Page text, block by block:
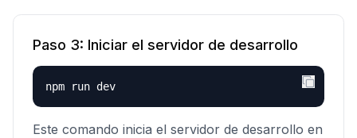
Paso 3: Iniciar el servidor de desarrollo
npm run dev
Este comando inicia el servidor de desarrollo en